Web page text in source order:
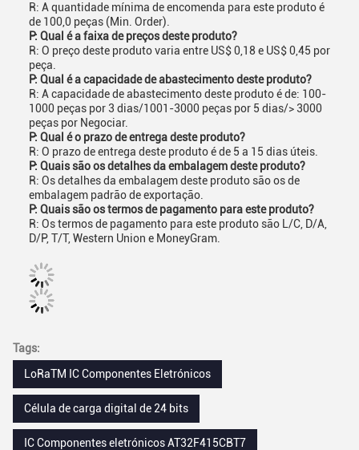
R: A quantidade mínima de encomenda para este produto é
de 100,0 peças (Min. Order).
P: Qual é a faixa de preços deste produto?
R: O preço deste produto varia entre US$ 0,18 e US$ 0,45 por
peça.
P: Qual é a capacidade de abastecimento deste produto?
R: A capacidade de abastecimento deste produto é de: 100-
1000 peças por 3 dias/1001-3000 peças por 5 dias/> 3000
peças por Negociar.
P: Qual é o prazo de entrega deste produto?
R: O prazo de entrega deste produto é de 5 a 15 dias úteis.
P: Quais são os detalhes da embalagem deste produto?
R: Os detalhes da embalagem deste produto são os de
embalagem padrão de exportação.
P: Quais são os termos de pagamento para este produto?
R: Os termos de pagamento para este produto são L/C, D/A,
D/P, T/T, Western Union e MoneyGram.
Tags:
LoRaTM IC Componentes Eletrónicos
Célula de carga digital de 24 bits
IC Componentes eletrónicos AT32F415CBT7